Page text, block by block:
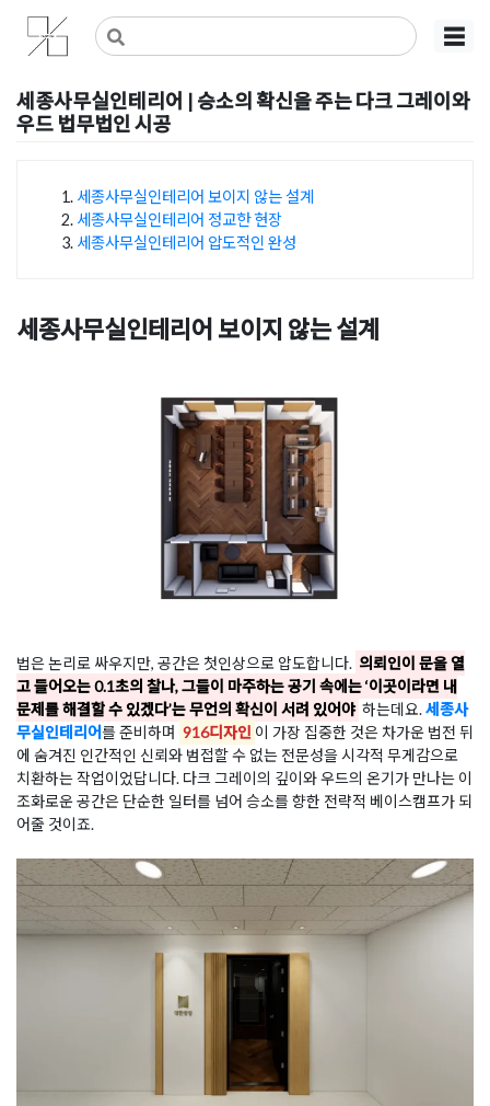
Skip
content
사무실인테리어 디자인 공사 비용견적 플랫폼
사무실인테리어 916
☰
세종사무실인테리어 | 승소의 확신을 주는 다크 그레이와
우드 법무법인 시공
세종사무실인테리어 보이지 않는 설계
세종사무실인테리어 정교한 현장
세종사무실인테리어 압도적인 완성
세종사무실인테리어 보이지 않는 설계
법은 논리로 싸우지만, 공간은 첫인상으로 압도합니다. 의뢰인이 문을 열
고 들어오는 0.1초의 찰나, 그들이 마주하는 공기 속에는 ‘이곳이라면 내
문제를 해결할 수 있겠다’는 무언의 확신이 서려 있어야 하는데요.세종사
무실인테리어를 준비하며 916디자인 이 가장 집중한 것은 차가운 법전 뒤
에 숨겨진 인간적인 신뢰와 범접할 수 없는 전문성을 시각적 무게감으로
치환하는 작업이었답니다. 다크 그레이의 깊이와 우드의 온기가 만나는 이
조화로운 공간은 단순한 일터를 넘어 승소를 향한 전략적 베이스캠프가 되
어줄 것이죠.